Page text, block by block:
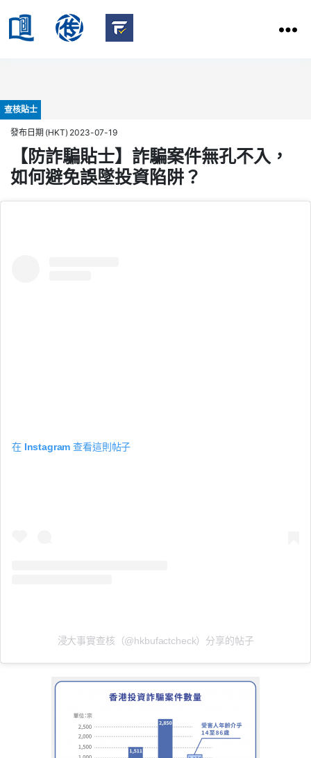
HKBU
of
Communication
Categories
查核貼士
發布日期 (HKT) 2023-07-19
【防詐騙貼士】詐騙案件無孔不入，
如何避免誤墜投資陷阱？
在 Instagram 查看這則帖子
浸大事實查核（@hkbufactcheck）分享的帖子